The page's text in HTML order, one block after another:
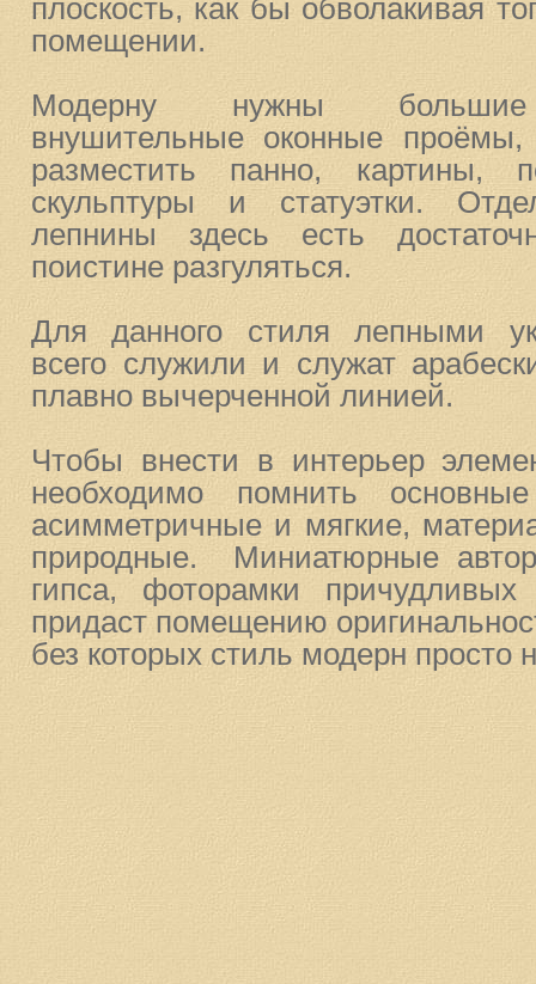
плоскость, как бы обволакивая
помещении.
Модерну нужны большие
внушительные оконные
разместить панно, картины,
скульптуры и статуэтки.
лепнины здесь есть
поистине разгуляться.
Для данного стиля лепными
всего служили и служат
плавно вычерченной линией.
Чтобы внести в интерьер
необходимо помнить
асимметричные и мягкие,
природные. Миниатюрные
гипса, фоторамки
придаст помещению
без которых стиль модерн просто